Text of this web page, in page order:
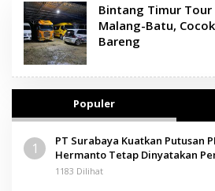
Bintang Timur Tour
Malang-Batu,
Bareng
Populer
1
PT Surabaya Kuatkan Putusan
Hermanto Tetap Dinyatakan
Pamolokan
1183 Dilihat